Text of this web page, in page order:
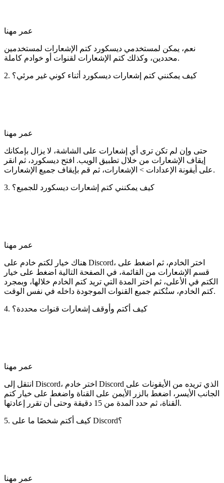
عمر مهنا
نعم، يمكن لمستخدمي ديسكورد كتم الإشعارات لمستخدمين
محددين، وكذلك كتم الإشعارات لقنوات أو خوادم كاملة.
2. كيف يمكنني كتم إشعارات ديسكورد أثناء كوني غير مرئي؟
عمر مهنا
حتى وإن لم تكن ترى أي إشعارات على الشاشة، لا يزال بإمكانك
إيقاف الإشعارات من خلال تطبيق الويب. افتح ديسكورد، ثم انقر
على أيقونة الإعدادات > الإشعارات، ثم قم بإيقاف جميع الإشعارات.
3. كيف يمكنني كتم إشعارات ديسكورد للجميع؟
عمر مهنا
هناك خيار لكتم خادم على Discord، اختر الخادم، ثم اضغط على
قسم الإشعارات من القائمة، في الصفحة التالية اضغط على خيار
الكتم في الأعلى، ثم اختر المدة التي تريد كتم الخادم خلالها، وبمجرد
كتم الخادم، ستُكتم جميع القنوات الموجودة داخله في نفس الوقت.
4. كيف أكتم وأوقف إشعارات قنوات محددة؟
عمر مهنا
انتقل إلى Discord، اختر خادم Discord الذي تريده من الأيقونات على
الجانب الأيسر، اضغط بالزر الأيمن على القناة واضغط على خيار كتم
القناة، ثم حدد المدة من 15 دقيقة وحتى أن تقرر إعادتها.
5. كيف أكتم شخصًا ما على Discord؟
عمر مهنا